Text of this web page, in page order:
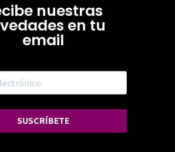
nuestras
en tu
email
SUSCRÍBETE